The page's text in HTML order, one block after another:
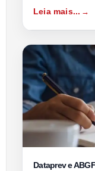
Leia mais...
Dataprev e